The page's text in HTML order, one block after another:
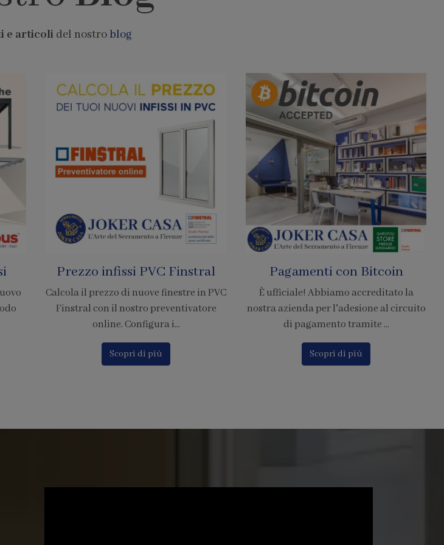
e articoli del nostroblog
Pagamenti con Bitcoin
È ufficiale! Abbiamo accreditato la
nostra azienda per l'adesione al circuito
di pagamento tramite ...
Scopri di più
SharkNet: Le Zanzariere
Resistenti di Grandi
Dimensioni
La zanzariera SharkNet introduce
innovazione risolvendo i principali
problemi delle comuni zanzarier...